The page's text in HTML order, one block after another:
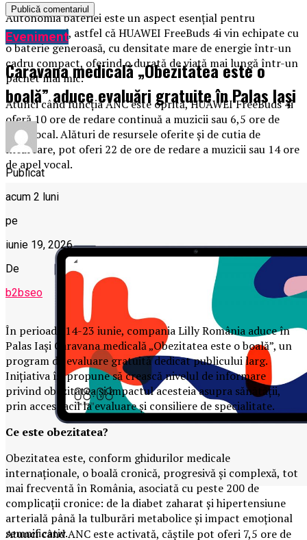
Autonomia bateriei este un aspect esențial pentru
consumatori, astfel că HUAWEI FreeBuds 4i vin echipate cu
o baterie generoasă, cu densitate mare de energie într-un
cadru compact, oferind o durată de viață mai lungă într-un
pachet mai mic.
Atunci când funcția ANC este oprită, HUAWEI FreeBuds 4i
oferă 10 ore de redare continuă a muzicii sau 6,5 ore de
apel vocal. Alături de resursele oferite și de cutia de
încărcare, pot oferi 22 de ore de redare a muzicii sau 14 ore
de apel vocal.
Atunci când ANC este activată, căștile pot oferi 7,5 ore de
Eveniment
Caravana medicală „Obezitatea este o
boală” aduce evaluări gratuite în Palas Iași
Publicat
acum 2 luni
pe
iunie 19, 2026
De
b2bseo
În perioada 14-23 iunie, compania Lilly România aduce în
Palas Iași Caravana medicală „Obezitatea este o boală”, un
program de evaluare gratuită dedicat publicului larg.
Inițiativa își propune să crească nivelul de informare
privind obezitatea și impactul acesteia asupra sănătății,
prin acces facil la evaluare și consiliere de specialitate.
Ce este obezitatea?
Obezitatea este, conform ghidurilor medicale
internaționale, o boală cronică, progresivă și complexă, tot
mai frecventă în România, asociată cu peste 200 de
complicații cronice: de la diabet zaharat și hipertensiune
arterială până la tulburări metabolice și impact emoțional
semnificativ.